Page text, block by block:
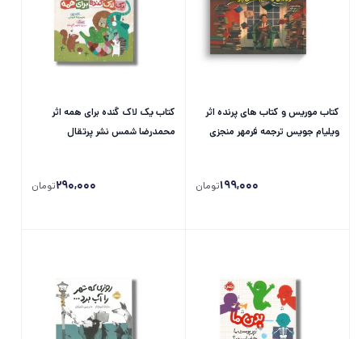
کتاب موریس و کتاب های پرنده اثر
ویلیام جویس ترجمه فرمهر منجزی
199,000تومان
کتاب یک لاک گنده برای همه اثر
محمدرضا شمس نشر پرتقال
290,000تومان